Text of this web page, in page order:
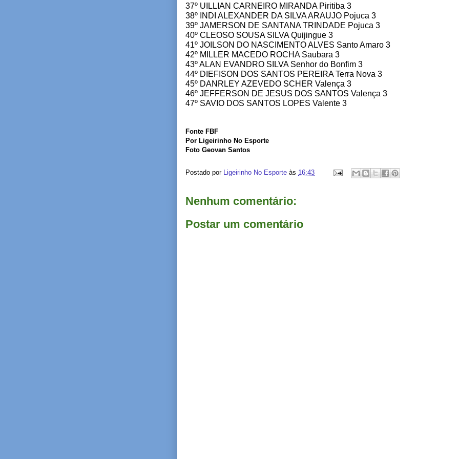
37º UILLIAN CARNEIRO MIRANDA Piritiba 3
38º INDI ALEXANDER DA SILVA ARAUJO Pojuca 3
39º JAMERSON DE SANTANA TRINDADE Pojuca 3
40º CLEOSO SOUSA SILVA Quijingue 3
41º JOILSON DO NASCIMENTO ALVES Santo Amaro 3
42º MILLER MACEDO ROCHA Saubara 3
43º ALAN EVANDRO SILVA Senhor do Bonfim 3
44º DIEFISON DOS SANTOS PEREIRA Terra Nova 3
45º DANRLEY AZEVEDO SCHER Valença 3
46º JEFFERSON DE JESUS DOS SANTOS Valença 3
47º SAVIO DOS SANTOS LOPES Valente 3
Fonte FBF
Por Ligeirinho No Esporte
Foto Geovan Santos
Postado por Ligeirinho No Esporte às 16:43
Nenhum comentário:
Postar um comentário